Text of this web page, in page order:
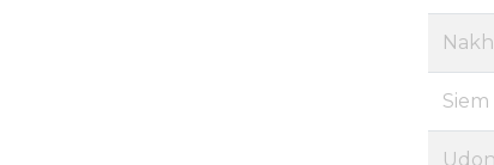
Siem